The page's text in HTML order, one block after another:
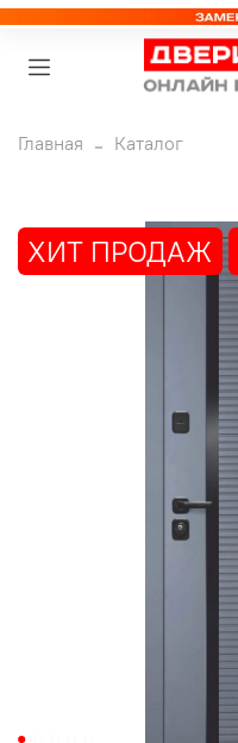
Главная Каталог
ХИТ ПРОДАЖ